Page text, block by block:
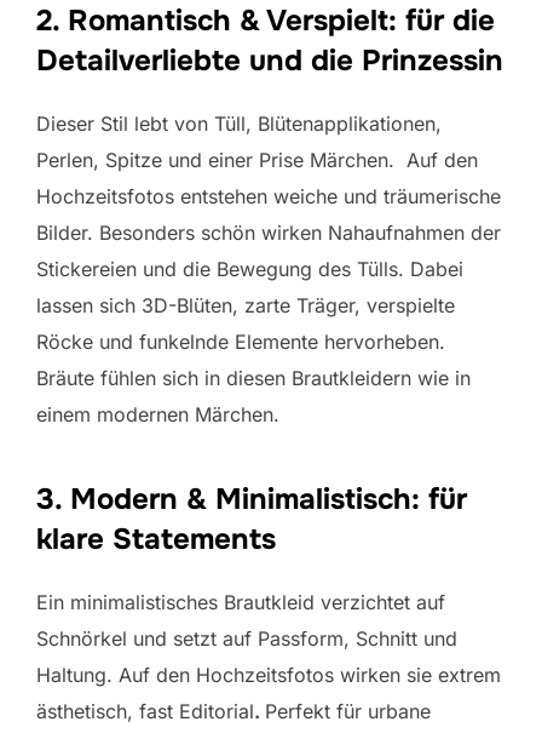
2. Romantisch & Verspielt: für die
Detailverliebte und die Prinzessin
Dieser Stil lebt von Tüll, Blütenapplikationen,
Perlen, Spitze und einer Prise Märchen. Auf den
Hochzeitsfotos entstehen weiche und träumerische
Bilder. Besonders schön wirken Nahaufnahmen der
Stickereien und die Bewegung des Tülls. Dabei
lassen sich 3D-Blüten, zarte Träger, verspielte
Röcke und funkelnde Elemente hervorheben.
Bräute fühlen sich in diesen Brautkleidern wie in
einem modernen Märchen.
3. Modern & Minimalistisch: für
klare Statements
Ein minimalistisches Brautkleid verzichtet auf
Schnörkel und setzt auf Passform, Schnitt und
Haltung. Auf den Hochzeitsfotos wirken sie extrem
ästhetisch, fast Editorial. Perfekt für urbane